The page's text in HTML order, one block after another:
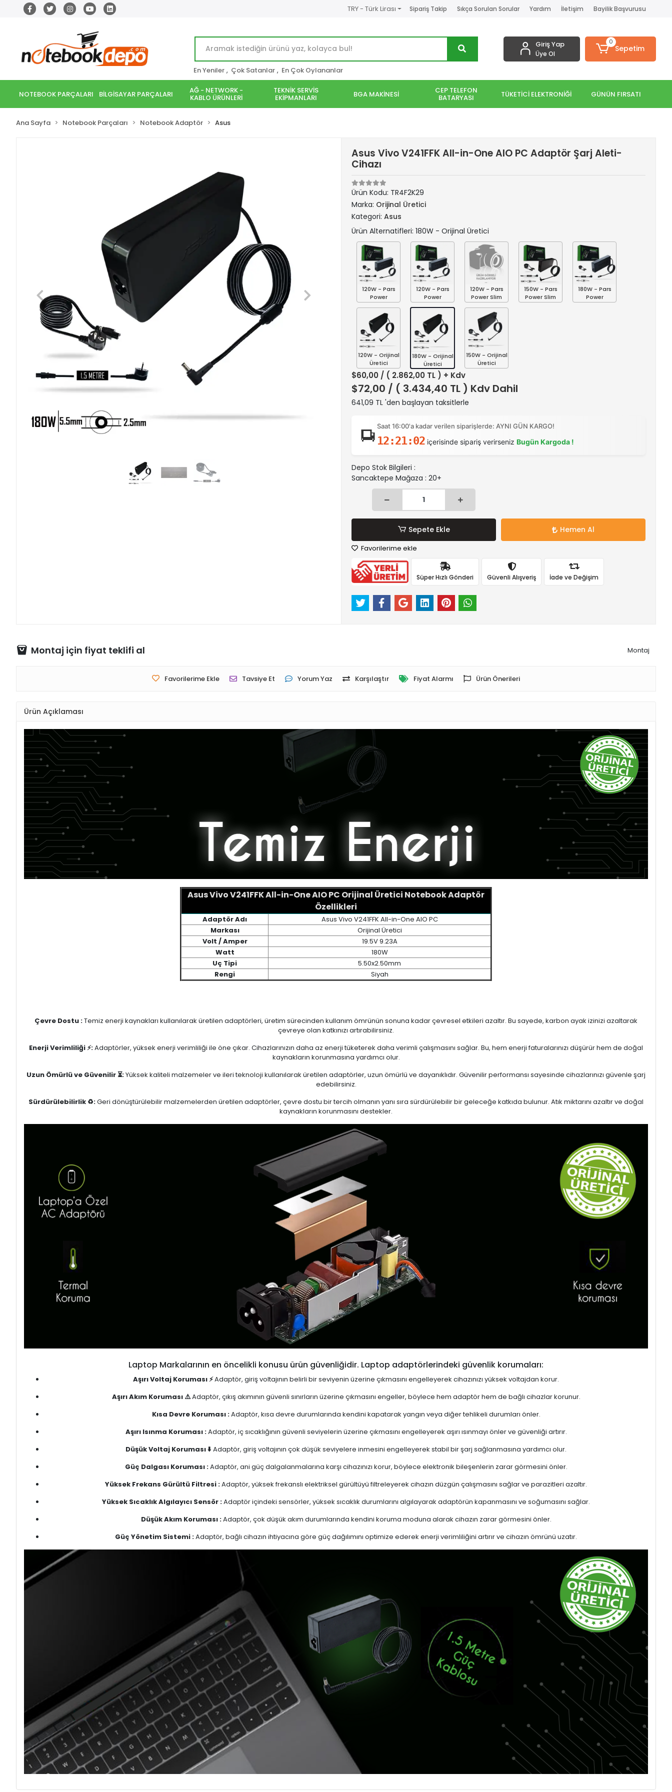
TRY - Türk Lirası Sipariş Takip Sıkça Sorulan Sorular Yardım İletişim Bayilik Başvurusu
En Yeniler , Çok Satanlar , En Çok Oylananlar
Giriş Yap
Üye Ol
0
Sepetim
NOTEBOOK PARÇALARI BİLGİSAYAR PARÇALARI AĞ - NETWORK -
KABLO ÜRÜNLERİ
TEKNİK SERVİS
EKİPMANLARI BGA MAKİNESİ CEP TELEFON
BATARYASI TÜKETİCİ ELEKTRONİĞİ GÜNÜN FIRSATI
Ana Sayfa Notebook Parçaları Notebook Adaptör Asus
Asus Vivo V241FFK All-in-One AIO PC Adaptör Şarj Aleti-
Cihazı
Ürün Kodu: TR4F2K29
Marka: Orijinal Üretici
Kategori: Asus
Ürün Alternatifleri: 180W - Orijinal Üretici
120W - Pars
Power
120W - Pars
Power
120W - Pars
Power Slim
150W - Pars
Power Slim
180W - Pars
Power
120W - Orijinal
Üretici
180W - Orijinal
Üretici
150W - Orijinal
Üretici
$60,00 / ( 2.862,00 TL ) + Kdv
$72,00 / ( 3.434,40 TL ) Kdv Dahil
641,09 TL 'den başlayan taksitlerle
Saat 16:00'a kadar verilen siparişlerde: AYNI GÜN KARGO!
12:21:01 içerisinde sipariş verirseniz Bugün Kargoda !
Depo Stok Bilgileri :
Sancaktepe Mağaza : 20+
Sepete Ekle Hemen Al
Favorilerime ekle
Süper Hızlı Gönderi Güvenli Alışveriş İade ve Değişim
Montaj için fiyat teklifi al Montaj
Favorilerime Ekle Tavsiye Et Yorum Yaz Karşılaştır Fiyat Alarmı Ürün Önerileri
Ürün Açıklaması
Asus Vivo V241FFK All-in-One AIO PC Orijinal Üretici Notebook Adaptör
Özellikleri
Adaptör Adı
Asus Vivo V241FFK All-in-One AIO PC
Markası
Orijinal Üretici
Volt / Amper
19.5V 9.23A
Watt
180W
Uç Tipi
5.50x2.50mm
Rengi
Siyah
Çevre Dostu :Temiz enerji kaynakları kullanılarak üretilen adaptörleri, üretim sürecinden kullanım ömrünün sonuna kadar çevresel etkileri azaltır. Bu sayede, karbon ayak izinizi azaltarak
çevreye olan katkınızı artırabilirsiniz.
Enerji Verimliliği ⚡:Adaptörler, yüksek enerji verimliliği ile öne çıkar. Cihazlarınızın daha az enerji tüketerek daha verimli çalışmasını sağlar. Bu, hem enerji faturalarınızı düşürür hem de doğal
kaynakların korunmasına yardımcı olur.
Uzun Ömürlü ve Güvenilir ⏳:Yüksek kaliteli malzemeler ve ileri teknoloji kullanılarak üretilen adaptörler, uzun ömürlü ve dayanıklıdır. Güvenilir performansı sayesinde cihazlarınızı güvenle şarj
edebilirsiniz.
Sürdürülebilirlik ♻️:Geri dönüştürülebilir malzemelerden üretilen adaptörler, çevre dostu bir tercih olmanın yanı sıra sürdürülebilir bir geleceğe katkıda bulunur. Atık miktarını azaltır ve doğal
kaynakların korunmasını destekler.
Laptop Markalarının en öncelikli konusu ürün güvenliğidir. Laptop adaptörlerindeki güvenlik korumaları:
Aşırı Voltaj Koruması ⚡Adaptör, giriş voltajının belirli bir seviyenin üzerine çıkmasını engelleyerek cihazınızı yüksek voltajdan korur.
Aşırı Akım Koruması ⚠️Adaptör, çıkış akımının güvenli sınırların üzerine çıkmasını engeller, böylece hem adaptör hem de bağlı cihazlar korunur.
Kısa Devre Koruması :Adaptör, kısa devre durumlarında kendini kapatarak yangın veya diğer tehlikeli durumları önler.
Aşırı Isınma Koruması :Adaptör, iç sıcaklığının güvenli seviyelerin üzerine çıkmasını engelleyerek aşırı ısınmayı önler ve güvenliği artırır.
Düşük Voltaj Koruması ⬇️Adaptör, giriş voltajının çok düşük seviyelere inmesini engelleyerek stabil bir şarj sağlanmasına yardımcı olur.
Güç Dalgası Koruması :Adaptör, ani güç dalgalanmalarına karşı cihazınızı korur, böylece elektronik bileşenlerin zarar görmesini önler.
Yüksek Frekans Gürültü Filtresi :Adaptör, yüksek frekanslı elektriksel gürültüyü filtreleyerek cihazın düzgün çalışmasını sağlar ve parazitleri azaltır.
Yüksek Sıcaklık Algılayıcı Sensör :Adaptör içindeki sensörler, yüksek sıcaklık durumlarını algılayarak adaptörün kapanmasını ve soğumasını sağlar.
Düşük Akım Koruması :Adaptör, çok düşük akım durumlarında kendini koruma moduna alarak cihazın zarar görmesini önler.
Güç Yönetim Sistemi :Adaptör, bağlı cihazın ihtiyacına göre güç dağılımını optimize ederek enerji verimliliğini artırır ve cihazın ömrünü uzatır.